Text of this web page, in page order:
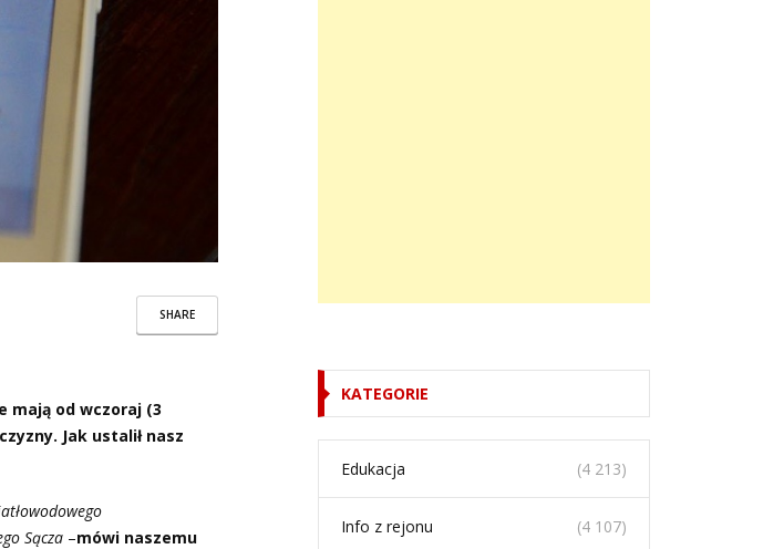
SHARE
mają od wczoraj (3
Jak ustalił nasz
Sącza –mówi naszemu
KATEGORIE
Edukacja (4 213)
Info z rejonu (4 107)